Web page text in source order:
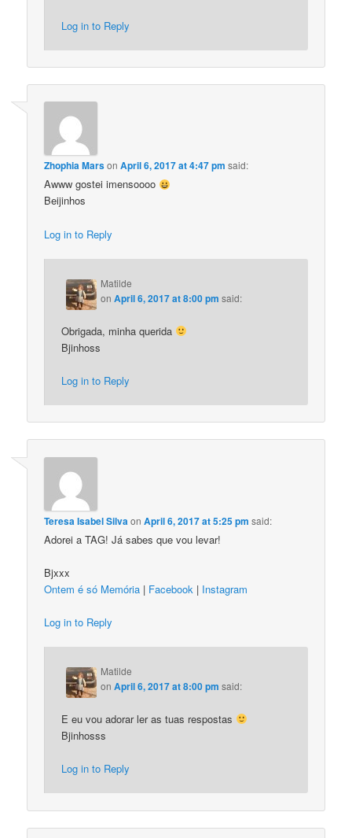
Log in to Reply
Zhophia MarsonApril 6, 2017 at 4:47 pm said:
Awww gostei imensoooo
Beijinhos
Log in to Reply
Matilde
onApril 6, 2017 at 8:00 pm said:
Obrigada, minha querida
Bjinhoss
Log in to Reply
Teresa Isabel Silva onApril 6, 2017 at 5:25 pm said:
Adorei a TAG! Já sabes que vou levar!
Bjxxx
Ontem é só Memória | Facebook | Instagram
Log in to Reply
Matilde
onApril 6, 2017 at 8:00 pm said:
E eu vou adorar ler as tuas respostas
Bjinhosss
Log in to Reply